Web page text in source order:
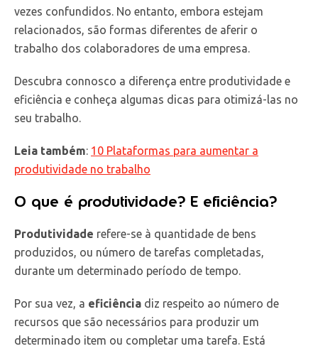
vezes confundidos. No entanto, embora estejam
relacionados, são formas diferentes de aferir o
trabalho dos colaboradores de uma empresa.
Descubra connosco a diferença entre produtividade e
eficiência e conheça algumas dicas para otimizá-las no
seu trabalho.
Leia também: 10 Plataformas para aumentar a
produtividade no trabalho
O que é produtividade? E eficiência?
Produtividade refere-se à quantidade de bens
produzidos, ou número de tarefas completadas,
durante um determinado período de tempo.
Por sua vez, a eficiência diz respeito ao número de
recursos que são necessários para produzir um
determinado item ou completar uma tarefa. Está